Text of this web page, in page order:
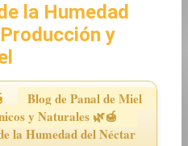
la Humedad
y
Blog de Panal de Miel
y Naturales 🌿🍯
la Humedad del Néctar